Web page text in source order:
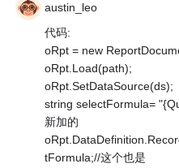
austin_leo
代码:
oRpt = new
oRpt.Load(path);
oRpt.SetDataSource(ds);
string selectFormula=
新加的
tFormula;//这个也是